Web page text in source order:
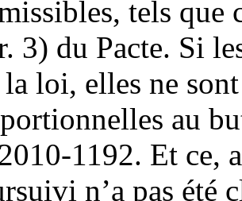
tels que
3) du Pacte. Si
loi, elles ne
au
1192. Et ce,
n’a pas été